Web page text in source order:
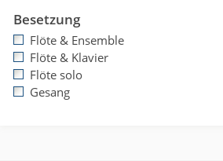
Besetzung
Flöte & Ensemble
Flöte & Klavier
Flöte solo
Gesang